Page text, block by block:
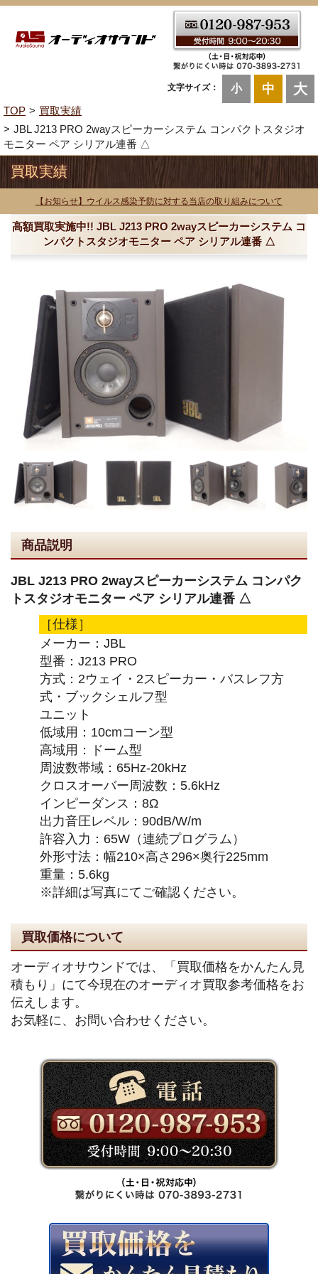
文字サイズ： 小 中 大
TOP
買取実績
JBL J213 PRO 2wayスピーカーシステム コンパクトスタジオ
モニター ペア シリアル連番 △
買取実績
【お知らせ】ウイルス感染予防に対する当店の取り組みについて
高額買取実施中!! JBL J213 PRO 2wayスピーカーシステム コ
ンパクトスタジオモニター ペア シリアル連番 △
商品説明
JBL J213 PRO 2wayスピーカーシステム コンパク
トスタジオモニター ペア シリアル連番 △
［仕様］
メーカー：JBL
型番：J213 PRO
方式：2ウェイ・2スピーカー・バスレフ方
式・ブックシェルフ型
ユニット
低域用：10cmコーン型
高域用：ドーム型
周波数帯域：65Hz-20kHz
クロスオーバー周波数：5.6kHz
インピーダンス：8Ω
出力音圧レベル：90dB/W/m
許容入力：65W（連続プログラム）
外形寸法：幅210×高さ296×奥行225mm
重量：5.6kg
※詳細は写真にてご確認ください。
買取価格について
オーディオサウンドでは、「買取価格をかんたん見
積もり」にて今現在のオーディオ買取参考価格をお
伝えします。
お気軽に、お問い合わせください。